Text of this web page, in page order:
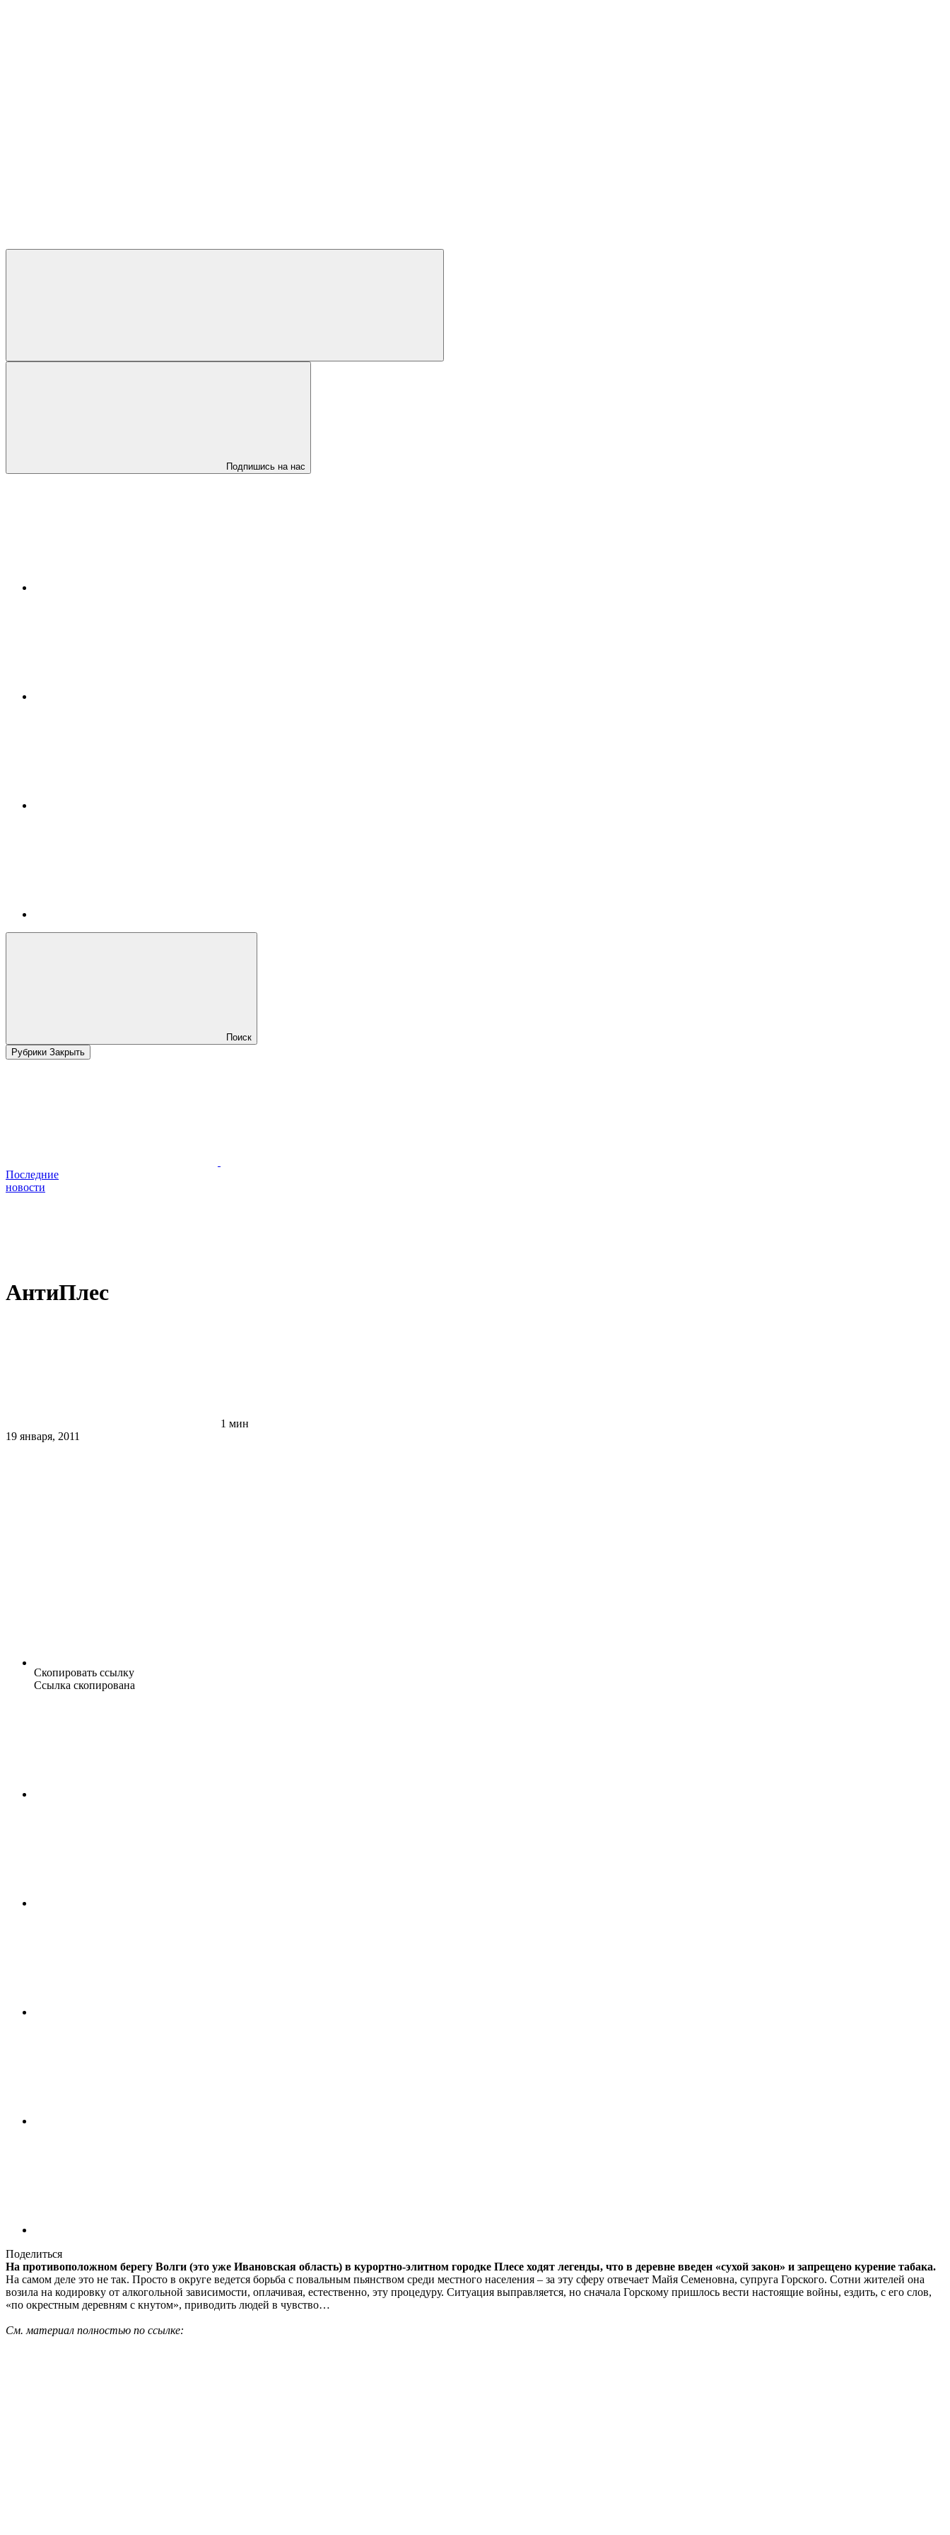
Подпишись на нас
Поиск
Рубрики Закрыть
Последние
новости
АнтиПлес
1 мин
19 января, 2011
Скопировать ссылку
Ссылка скопирована
Поделиться
На противоположном берегу Волги (это уже Ивановская область) в курортно-элитном городке Плесе ходят легенды, что в деревне введен «сухой закон» и запрещено курение табака.
На самом деле это не так. Просто в округе ведется борьба с повальным пьянством среди местного населения – за эту сферу отвечает Майя Семеновна, супруга Горского. Сотни жителей она
возила на кодировку от алкогольной зависимости, оплачивая, естественно, эту процедуру. Ситуация выправляется, но сначала Горскому пришлось вести настоящие войны, ездить, с его слов,
«по окрестным деревням с кнутом», приводить людей в чувство…
См. материал полностью по ссылке: